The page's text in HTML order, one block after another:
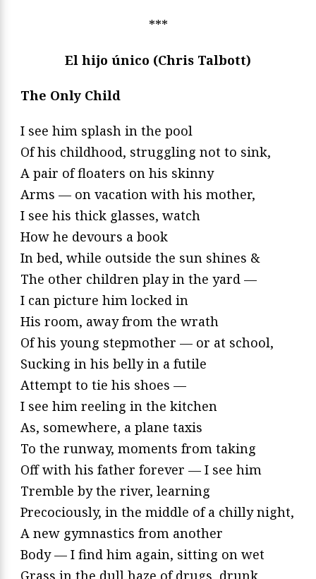
***
El hijo único (Chris Talbott)
The Only Child
I see him splash in the pool
Of his childhood, struggling not to sink,
A pair of floaters on his skinny
Arms — on vacation with his mother,
I see his thick glasses, watch
How he devours a book
In bed, while outside the sun shines &
The other children play in the yard —
I can picture him locked in
His room, away from the wrath
Of his young stepmother — or at school,
Sucking in his belly in a futile
Attempt to tie his shoes —
I see him reeling in the kitchen
As, somewhere, a plane taxis
To the runway, moments from taking
Off with his father forever — I see him
Tremble by the river, learning
Precociously, in the middle of a chilly night,
A new gymnastics from another
Body — I find him again, sitting on wet
Grass in the dull haze of drugs, drunk